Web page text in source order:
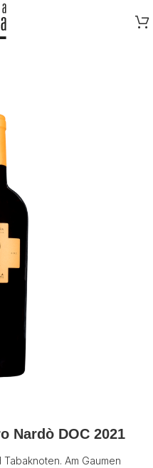
Nardò DOC 2021
Am Gaumen